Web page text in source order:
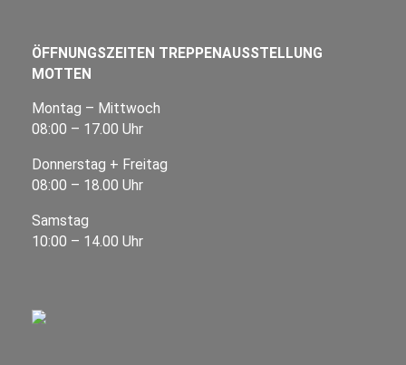
ÖFFNUNGSZEITEN TREPPENAUSSTELLUNG
MOTTEN
Montag – Mittwoch
08:00 – 17.00 Uhr
Donnerstag + Freitag
08:00 – 18.00 Uhr
Samstag
10:00 – 14.00 Uhr